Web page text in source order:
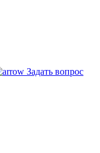
Задать вопрос